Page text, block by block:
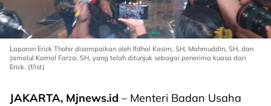
Laporan Erick Thohir disampaikan oleh Ifdhal Kasim, SH, Mahmuddin, SH, dan
Jamalul Kamal Farza, SH, yang telah ditunjuk sebagai penerima kuasa dari
Erick. (f/ist)
JAKARTA, Mjnews.id – Menteri Badan Usaha